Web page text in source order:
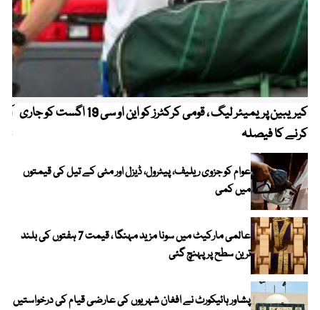
کیریبین پریمیئر لیگ ، قومی کرکٹرز کو این او سی 19 اگست کو جاری
کرنے کا فیصلہ
عوام کو جزوی ریلیف، پیٹرول، ڈیزل اور مٹی کے تیل کی قیمتوں
میں کمی
عالمی مارکیٹ میں سونا مزید مہنگا ، قیمت 7 ہفتوں کی بلند
ترین سطح پر پہنچ گئی
پشاور ہائیکورٹ نے افغان شہریوں کی عارضی قیام کی درخواستیں